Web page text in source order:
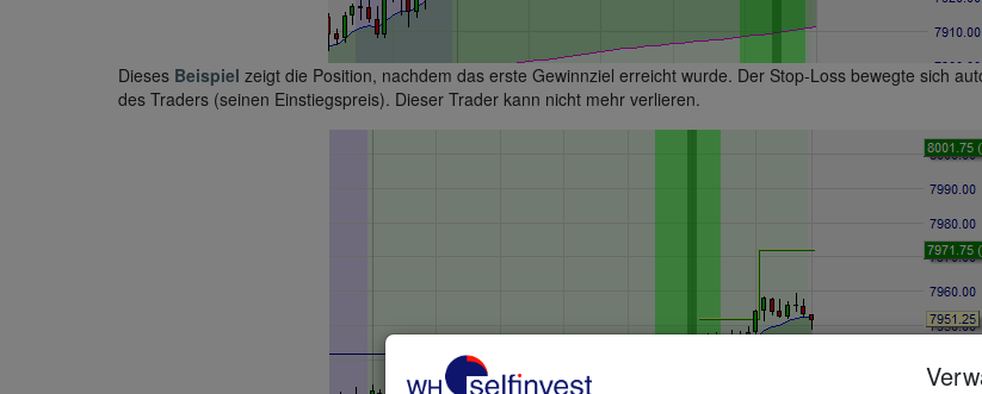
Dieses Beispiel zeigt die Position, nachdem das erste Gewinnziel erreicht wurde. Der Stop-Loss bewegte sich
des Traders (seinen Einstiegspreis). Dieser Trader kann nicht mehr verlieren.